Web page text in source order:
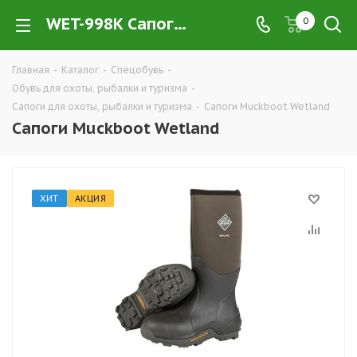
WET-998K Сапоги Muckboot Wetland купить в Екатеринбурге недорого оптом и в розницу — интернет-магазин экипировки и обуви для охоты, рыбалки и туризма от производителя, компания ТД УРАЛСИЗ 0
Главная - Каталог - Спецобувь -
Обувь для охоты, рыбалки и туризма -
Сапоги для охоты, рыбалки и туризма - Сапоги Muckboot Wetland
Сапоги Muckboot Wetland
ХИТ АКЦИЯ